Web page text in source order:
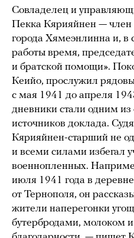
Совладелец и
Пекка Кярияйнен — член
города Хямеэнлинна и, в
работы время,
и братской помощи».
Кеийо, прослужил
с мая 1941 до апреля
дневники стали одним
источников доклада.
Кярияйнен-старший не
и всеми силами избегал
военнопленных.
июля 1941 года в
от Тернополя, он
жители наперегонки
бутербродами, молоком